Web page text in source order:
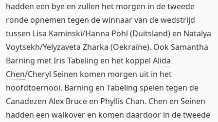
hadden een bye en zullen het morgen in de tweede
ronde opnemen tegen de winnaar van de wedstrijd
tussen Lisa Kaminski/Hanna Pohl (Duitsland) en Natalya
Voytsekh/Yelyzaveta Zharka (Oekraïne). Ook Samantha
Barning met Iris Tabeling en het koppel Alida
Chen/Cheryl Seinen komen morgen uit in het
hoofdtoernooi. Barning en Tabeling spelen tegen de
Canadezen Alex Bruce en Phyllis Chan. Chen en Seinen
hadden een walkover en komen daardoor in de tweede